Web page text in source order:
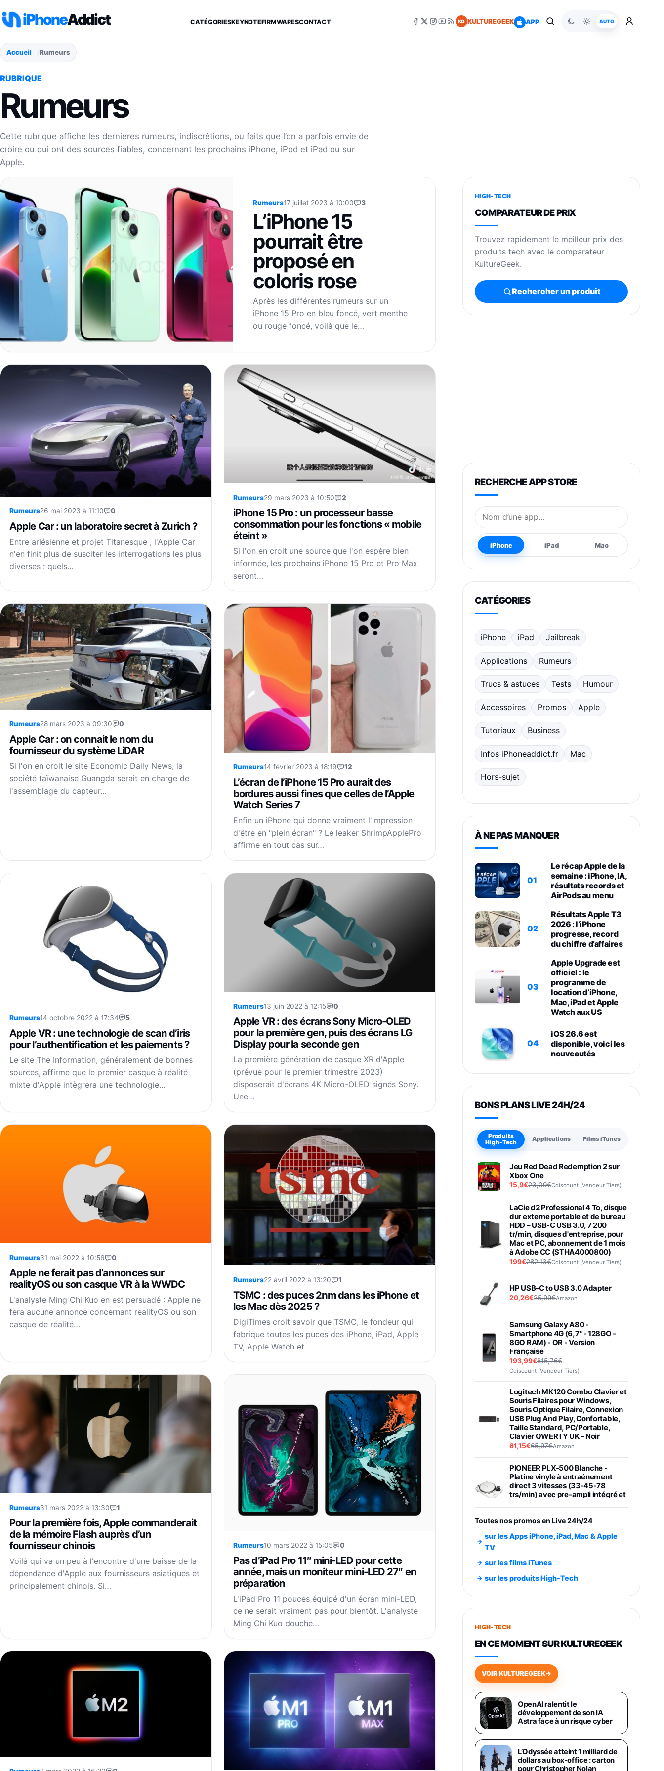
iPhoneAddict CATÉGORIESKEYNOTEFIRMWARESCONTACT KG KULTUREGEEK APP AUTO
Accueil Rumeurs
RUBRIQUE
Rumeurs
Cette rubrique affiche les dernières rumeurs, indiscrétions, ou faits que l’on a parfois envie de
croire ou qui ont des sources fiables, concernant les prochains iPhone, iPod et iPad ou sur
Apple.
Rumeurs17 juillet 2023 à 10:00 3
L’iPhone 15
pourrait être
proposé en
coloris rose
Après les différentes rumeurs sur un
iPhone 15 Pro en bleu foncé, vert menthe
ou rouge foncé, voilà que le…
Rumeurs26 mai 2023 à 11:10 0
Apple Car : un laboratoire secret à Zurich ?
Entre arlésienne et projet Titanesque , l'Apple Car
n'en finit plus de susciter les interrogations les plus
diverses : quels…
Rumeurs29 mars 2023 à 10:50 2
iPhone 15 Pro : un processeur basse
consommation pour les fonctions « mobile
éteint »
Si l'on en croit une source que l'on espère bien
informée, les prochains iPhone 15 Pro et Pro Max
seront…
Rumeurs28 mars 2023 à 09:30 0
Apple Car : on connait le nom du
fournisseur du système LiDAR
Si l'on en croit le site Economic Daily News, la
société taïwanaise Guangda serait en charge de
l'assemblage du capteur…
Rumeurs14 février 2023 à 18:19 12
L’écran de l’iPhone 15 Pro aurait des
bordures aussi fines que celles de l’Apple
Watch Series 7
Enfin un iPhone qui donne vraiment l'impression
d'être en "plein écran" ? Le leaker ShrimpApplePro
affirme en tout cas sur…
Rumeurs14 octobre 2022 à 17:34 5
Apple VR : une technologie de scan d’iris
pour l’authentification et les paiements ?
Le site The Information, généralement de bonnes
sources, affirme que le premier casque à réalité
mixte d'Apple intègrera une technologie…
Rumeurs13 juin 2022 à 12:15 0
Apple VR : des écrans Sony Micro-OLED
pour la première gen, puis des écrans LG
Display pour la seconde gen
La première génération de casque XR d'Apple
(prévue pour le premier trimestre 2023)
disposerait d'écrans 4K Micro-OLED signés Sony.
Une…
Rumeurs31 mai 2022 à 10:56 0
Apple ne ferait pas d’annonces sur
realityOS ou son casque VR à la WWDC
L'analyste Ming Chi Kuo en est persuadé : Apple ne
fera aucune annonce concernant realityOS ou son
casque de réalité…
Rumeurs22 avril 2022 à 13:20 1
TSMC : des puces 2nm dans les iPhone et
les Mac dès 2025 ?
DigiTimes croit savoir que TSMC, le fondeur qui
fabrique toutes les puces des iPhone, iPad, Apple
TV, Apple Watch et…
Rumeurs31 mars 2022 à 13:30 1
Pour la première fois, Apple commanderait
de la mémoire Flash auprès d’un
fournisseur chinois
Voilà qui va un peu à l'encontre d'une baisse de la
dépendance d'Apple aux fournisseurs asiatiques et
principalement chinois. Si…
Rumeurs10 mars 2022 à 15:05 0
Pas d’iPad Pro 11″ mini-LED pour cette
année, mais un moniteur mini-LED 27″ en
préparation
L'iPad Pro 11 pouces équipé d'un écran mini-LED,
ce ne serait vraiment pas pour bientôt. L'analyste
Ming Chi Kuo douche…
HIGH-TECH
COMPARATEUR DE PRIX
Trouvez rapidement le meilleur prix des
produits tech avec le comparateur
KultureGeek.
Rechercher un produit
RECHERCHE APP STORE
Nom de l’application
iPhone iPad Mac
CATÉGORIES
iPhone iPad Jailbreak
Applications Rumeurs
Trucs & astuces Tests Humour
Accessoires Promos Apple
Tutoriaux Business
Infos iPhoneaddict.fr Mac
Hors-sujet
À NE PAS MANQUER
01
Le récap Apple de la
semaine : iPhone, IA,
résultats records et
AirPods au menu
02
Résultats Apple T3
2026 : l’iPhone
progresse, record
du chiffre d’affaires
03
Apple Upgrade est
officiel : le
programme de
location d’iPhone,
Mac, iPad et Apple
Watch aux US
04
iOS 26.6 est
disponible, voici les
nouveautés
BONS PLANS LIVE 24H/24
Produits
High-Tech
Applications Films iTunes
Jeu Red Dead Redemption 2 sur
Xbox One
15,9€23,09€Cdiscount (Vendeur Tiers)
LaCie d2 Professional 4 To, disque
dur externe portable et de bureau
HDD – USB-C USB 3.0, 7 200
tr/min, disques d'entreprise, pour
Mac et PC, abonnement de 1 mois
à Adobe CC (STHA4000800)
199€282,13€Cdiscount (Vendeur Tiers)
HP USB-C to USB 3.0 Adapter
20,26€25,99€Amazon
Samsung Galaxy A80 -
Smartphone 4G (6,7'' - 128GO -
8GO RAM) - OR - Version
Française
193,99€815,76€
Cdiscount (Vendeur Tiers)
Logitech MK120 Combo Clavier et
Souris Filaires pour Windows,
Souris Optique Filaire, Connexion
USB Plug And Play, Confortable,
Taille Standard, PC/Portable,
Clavier QWERTY UK - Noir
61,15€65,97€Amazon
PIONEER PLX-500 Blanche -
Platine vinyle à entraénement
direct 3 vitesses (33-45-78
trs/min) avec pre-ampli intégré et
Smartphone SAMSUNG Galaxy
Smartphone SAMSUNG Galaxy
S26+ Violet 256Go
749,99€1240,43€Fnac (Vendeur Tiers)
648,63€
Smartphone Android 5G avec
Galaxy AI, 512 Go, Chargeur
Secteur Rapide 25W Inclus,
Smartphone déverrouillé, Noir,
Version FR
1019€1399€Fnac (Vendeur Tiers)
Galaxy S26 Ultra 512 Go Bleu
1019€ 1399€ Fnac (Vendeur Tiers)
Toutes nos promos en Live 24h/24
sur les Apps iPhone, iPad, Mac & Apple
TV
sur les films iTunes
sur les produits High-Tech
HIGH-TECH
EN CE MOMENT SUR KULTUREGEEK
VOIR KULTUREGEEK→
OpenAI ralentit le
développement de son IA
Astra face à un risque cyber
L’Odyssée atteint 1 milliard de
dollars au box-office : carton
pour Christopher Nolan